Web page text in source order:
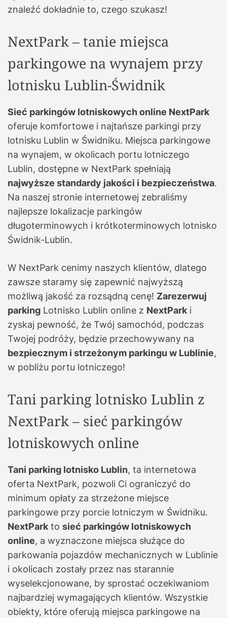
znaleźć dokładnie to, czego szukasz!
NextPark – tanie miejsca
parkingowe na wynajem przy
lotnisku Lublin-Świdnik
Sieć parkingów lotniskowych online NextPark
oferuje komfortowe i najtańsze parkingi przy
lotnisku Lublin w Świdniku. Miejsca parkingowe
na wynajem, w okolicach portu lotniczego
Lublin, dostępne w NextPark spełniają
najwyższe standardy jakości i bezpieczeństwa.
Na naszej stronie internetowej zebraliśmy
najlepsze lokalizacje parkingów
długoterminowych i krótkoterminowych lotnisko
Świdnik-Lublin.
W NextPark cenimy naszych klientów, dlatego
zawsze staramy się zapewnić najwyższą
możliwą jakość za rozsądną cenę! Zarezerwuj
parking Lotnisko Lublin online z NextPark i
zyskaj pewność, że Twój samochód, podczas
Twojej podróży, będzie przechowywany na
bezpiecznym i strzeżonym parkingu w Lublinie,
w pobliżu portu lotniczego!
Tani parking lotnisko Lublin z
NextPark – sieć parkingów
lotniskowych online
Tani parking lotnisko Lublin, ta internetowa
oferta NextPark, pozwoli Ci ograniczyć do
minimum opłaty za strzeżone miejsce
parkingowe przy porcie lotniczym w Świdniku.
NextPark to sieć parkingów lotniskowych
online, a wyznaczone miejsca służące do
parkowania pojazdów mechanicznych w Lublinie
i okolicach zostały przez nas starannie
wyselekcjonowane, by sprostać oczekiwaniom
najbardziej wymagających klientów. Wszystkie
obiekty, które oferują miejsca parkingowe na